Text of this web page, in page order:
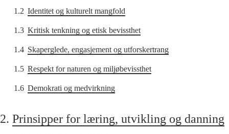
1.2 Identitet og kulturelt mangfold
1.3 Kritisk tenkning og etisk bevissthet
1.4 Skaperglede, engasjement og utforskertrang
1.5 Respekt for naturen og miljøbevissthet
1.6 Demokrati og medvirkning
2. Prinsipper for læring, utvikling og danning